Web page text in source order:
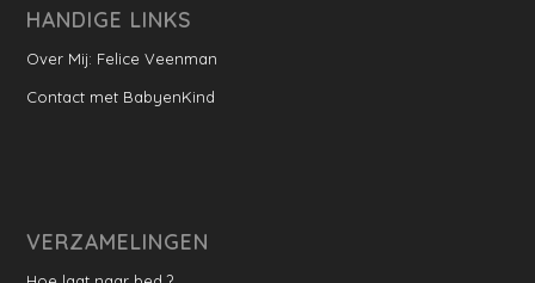
HANDIGE LINKS
Over Mij: Felice Veenman
Contact met BabyenKind
VERZAMELINGEN